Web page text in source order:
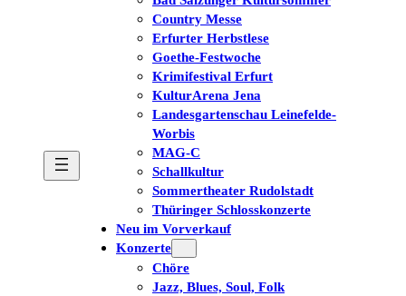
Country Messe
Erfurter Herbstlese
Goethe-Festwoche
Krimifestival Erfurt
KulturArena Jena
Landesgartenschau Leinefelde-
Worbis
MAG-C
Schallkultur
Sommertheater Rudolstadt
Thüringer Schlosskonzerte
Neu im Vorverkauf
Konzerte
Chöre
Jazz, Blues, Soul, Folk